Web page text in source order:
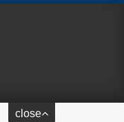
close